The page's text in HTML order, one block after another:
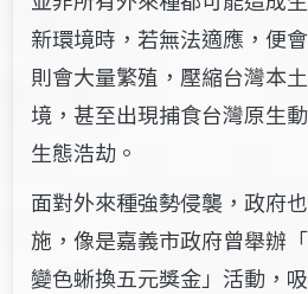
新環境時，若無法適應，便
則會大量繁殖，壓縮台灣本
境，甚至出現捕食台灣原生
生態浩劫。
面對外來種強勢侵襲，政府
施，像是嘉義市政府曾舉辦
變色蜥換五元獎金」活動，